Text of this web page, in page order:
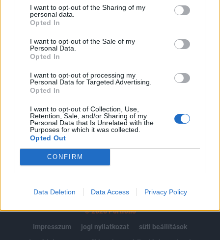
I want to opt-out of the Sharing of my
personal data.
Opted In
I want to opt-out of the Sale of my
Personal Data.
Opted In
I want to opt-out of processing my
Personal Data for Targeted Advertising.
Opted In
I want to opt-out of Collection, Use,
Retention, Sale, and/or Sharing of my
Personal Data that Is Unrelated with the
Purposes for which it was collected.
Opted Out
CONFIRM
Data Deletion Data Access Privacy Policy
tartozik, melynek olvasása előfizetéses
regisztrációhoz kötött.
Az előfizetés a következőket tartalmazza:
Portfolio.hu teljes cikkarchívum
Kötéslisták: BÉT elmúlt 2 év napon belüli
kötéslistái
MÁR ELŐFIZETŐNK VAGY?BEJELENTKEZÉS
© 2026 Portfolio
impresszum
jogi nyilatkozat
süti beállítások